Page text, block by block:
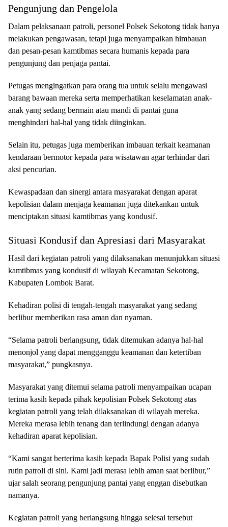
Pengunjung dan Pengelola
Dalam pelaksanaan patroli, personel Polsek Sekotong tidak hanya
melakukan pengawasan, tetapi juga menyampaikan himbauan
dan pesan-pesan kamtibmas secara humanis kepada para
pengunjung dan penjaga pantai.
Petugas mengingatkan para orang tua untuk selalu mengawasi
barang bawaan mereka serta memperhatikan keselamatan anak-
anak yang sedang bermain atau mandi di pantai guna
menghindari hal-hal yang tidak diinginkan.
Selain itu, petugas juga memberikan imbauan terkait keamanan
kendaraan bermotor kepada para wisatawan agar terhindar dari
aksi pencurian.
Kewaspadaan dan sinergi antara masyarakat dengan aparat
kepolisian dalam menjaga keamanan juga ditekankan untuk
menciptakan situasi kamtibmas yang kondusif.
Situasi Kondusif dan Apresiasi dari Masyarakat
Hasil dari kegiatan patroli yang dilaksanakan menunjukkan situasi
kamtibmas yang kondusif di wilayah Kecamatan Sekotong,
Kabupaten Lombok Barat.
Kehadiran polisi di tengah-tengah masyarakat yang sedang
berlibur memberikan rasa aman dan nyaman.
“Selama patroli berlangsung, tidak ditemukan adanya hal-hal
menonjol yang dapat mengganggu keamanan dan ketertiban
masyarakat,” pungkasnya.
Masyarakat yang ditemui selama patroli menyampaikan ucapan
terima kasih kepada pihak kepolisian Polsek Sekotong atas
kegiatan patroli yang telah dilaksanakan di wilayah mereka.
Mereka merasa lebih tenang dan terlindungi dengan adanya
kehadiran aparat kepolisian.
“Kami sangat berterima kasih kepada Bapak Polisi yang sudah
rutin patroli di sini. Kami jadi merasa lebih aman saat berlibur,”
ujar salah seorang pengunjung pantai yang enggan disebutkan
namanya.
Kegiatan patroli yang berlangsung hingga selesai tersebut